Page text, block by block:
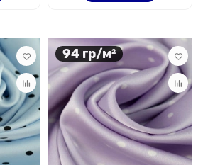
94 гр/м²